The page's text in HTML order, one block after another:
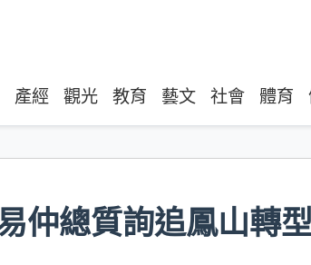
產經 觀光 教育 藝文 社會 體育
仲總質詢追鳳山轉